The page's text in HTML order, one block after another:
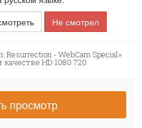
Не смотрел
- WebCam Special»
HD 1080 720
просмотр